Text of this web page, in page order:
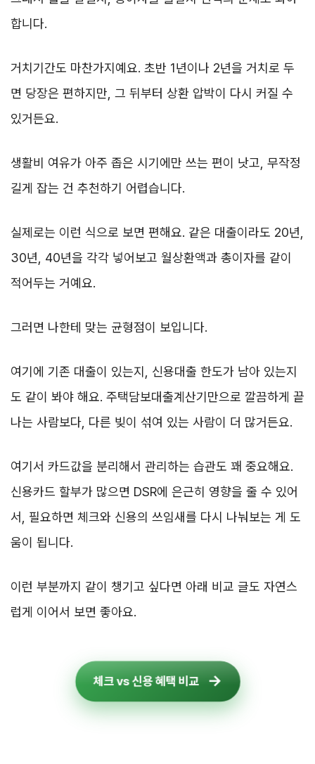
합니다.
거치기간도 마찬가지예요. 초반 1년이나 2년을 거치로 두
면 당장은 편하지만, 그 뒤부터 상환 압박이 다시 커질 수
있거든요.
생활비 여유가 아주 좁은 시기에만 쓰는 편이 낫고, 무작정
길게 잡는 건 추천하기 어렵습니다.
실제로는 이런 식으로 보면 편해요. 같은 대출이라도 20년,
30년, 40년을 각각 넣어보고 월상환액과 총이자를 같이
적어두는 거예요.
그러면 나한테 맞는 균형점이 보입니다.
여기에 기존 대출이 있는지, 신용대출 한도가 남아 있는지
도 같이 봐야 해요. 주택담보대출계산기만으로 깔끔하게 끝
나는 사람보다, 다른 빚이 섞여 있는 사람이 더 많거든요.
여기서 카드값을 분리해서 관리하는 습관도 꽤 중요해요.
신용카드 할부가 많으면 DSR에 은근히 영향을 줄 수 있어
서, 필요하면 체크와 신용의 쓰임새를 다시 나눠보는 게 도
움이 됩니다.
이런 부분까지 같이 챙기고 싶다면 아래 비교 글도 자연스
럽게 이어서 보면 좋아요.
체크 vs 신용 혜택 비교